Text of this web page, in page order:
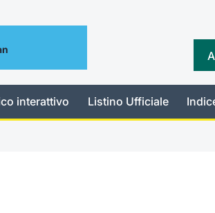
interattivo Listino Ufficiale